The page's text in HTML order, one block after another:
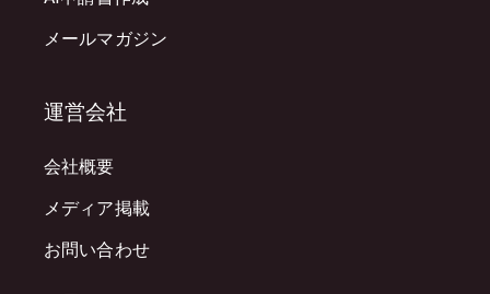
メールマガジン
運営会社
会社概要
メディア掲載
お問い合わせ